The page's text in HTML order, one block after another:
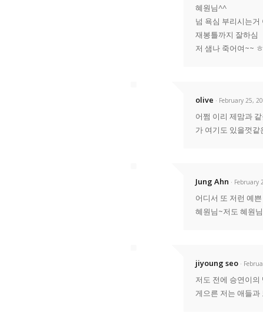
혜원님^^
넘 욕심 부리시는거
재봉틀까지 잘하심
저 샘나 죽어여~~
olive · February 25,
어쩜 이리 제맘과
가 여기도 있을껏
Jung Ahn · February
어디서 또 저런 예
혜원님~저도 혜원
jiyoung seo ·
저도 전에 승연이
게으른 저는 애들